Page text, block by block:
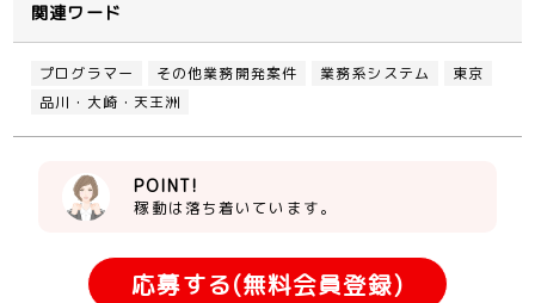
関連ワード
プログラマー その他業務開発案件 業務系システム
東京
品川・大崎・天王洲
POINT!
稼動は落ち着いています。
応募する(無料会員登録)